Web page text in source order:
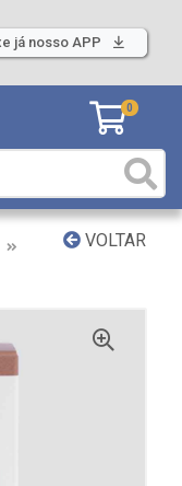
já nosso APP
0
VOLTAR